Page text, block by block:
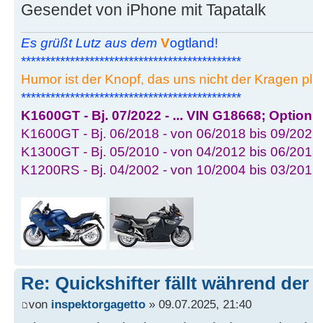
Gesendet von iPhone mit Tapatalk
Es grüßt Lutz aus dem Vogtland!
*********************************************
Humor ist der Knopf, das uns nicht der Kragen
*********************************************
K1600GT - Bj. 07/2022 - ... VIN G18668;
K1600GT - Bj. 06/2018 - von 06/2018 bis 09/
K1300GT - Bj. 05/2010 - von 04/2012 bis 06/
K1200RS - Bj. 04/2002 - von 10/2004 bis 03/
Re: Quickshifter fällt während
von inspektorgagetto » 09.07.2025, 21:40